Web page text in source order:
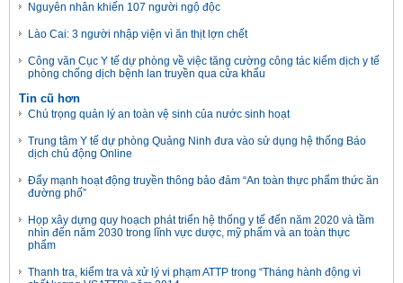
Nguyên nhân khiến 107 người ngộ độc
Lào Cai: 3 người nhập viện vì ăn thịt lợn chết
Công văn Cục Y tế dự phòng về việc tăng cường công tác kiểm dịch y tế
phòng chống dịch bệnh lan truyền qua cửa khẩu
Tin cũ hơn
Chú trọng quản lý an toàn vệ sinh của nước sinh hoạt
Trung tâm Y tế dự phòng Quảng Ninh đưa vào sử dụng hệ thống Báo
dịch chủ động Online
Đẩy mạnh hoạt động truyền thông bảo đảm “An toàn thực phẩm thức ăn
đường phố”
Họp xây dựng quy hoạch phát triển hệ thống y tế đến năm 2020 và tầm
nhìn đến năm 2030 trong lĩnh vực dược, mỹ phẩm và an toàn thực
phẩm
Thanh tra, kiểm tra và xử lý vi phạm ATTP trong “Tháng hành động vì